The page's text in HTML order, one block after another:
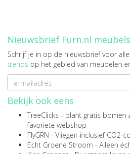
Nieuwsbrief Furn.nl
Schrijf je in op de nieuwsbrief voor alle
trends op het gebied van meubelen
Bekijk ook eens
TreeClicks - plant gratis bomen
favoriete webshop
FlyGRN - Vliegen inclusief CO2-
Echt Groene Stroom - Alleen